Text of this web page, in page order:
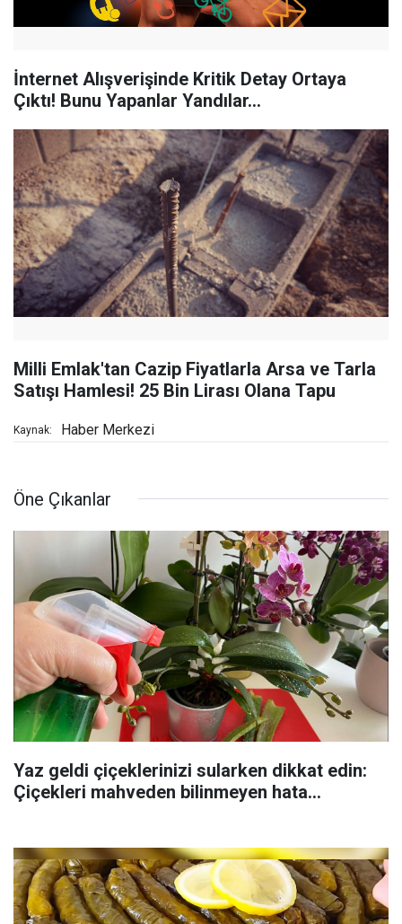
İnternet Alışverişinde Kritik Detay Ortaya
Çıktı! Bunu Yapanlar Yandılar...
Milli Emlak'tan Cazip Fiyatlarla Arsa ve Tarla
Satışı Hamlesi! 25 Bin Lirası Olana Tapu
Kaynak: Haber Merkezi
Öne Çıkanlar
Yaz geldi çiçeklerinizi sularken dikkat edin:
Çiçekleri mahveden bilinmeyen hata...